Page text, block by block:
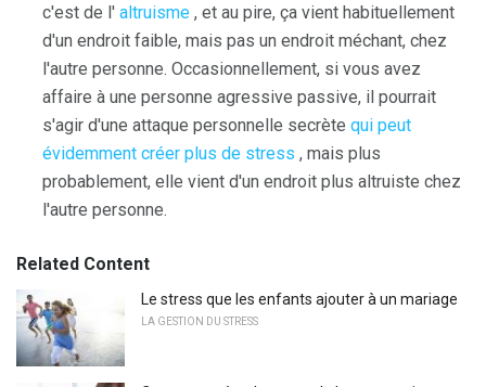
c'est de l' altruisme , et au pire, ça vient habituellement
d'un endroit faible, mais pas un endroit méchant, chez
l'autre personne. Occasionnellement, si vous avez
affaire à une personne agressive passive, il pourrait
s'agir d'une attaque personnelle secrète qui peut
évidemment créer plus de stress , mais plus
probablement, elle vient d'un endroit plus altruiste chez
l'autre personne.
Related Content
Le stress que les enfants ajouter à un mariage
LA GESTION DU STRESS